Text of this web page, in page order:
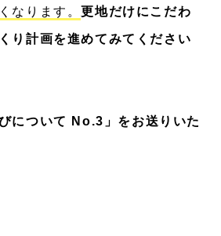
なります。更地だけにこだわ
り計画を進めてみてください
について No.3」をお送りいた